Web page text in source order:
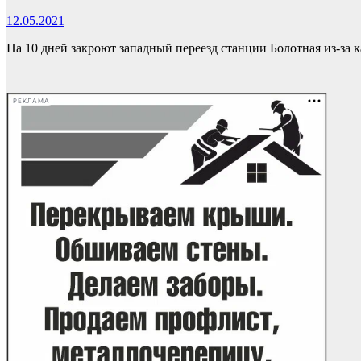
12.05.2021
На 10 дней закроют западный переезд станции Болотная из-за
РЕКЛАМА